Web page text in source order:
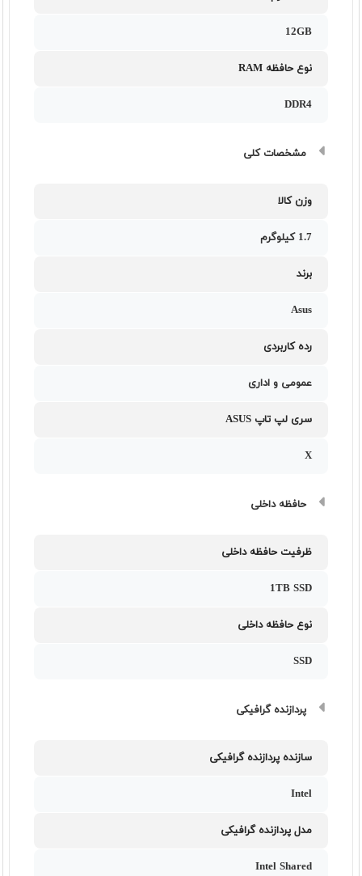
12GB
نوع حافظه RAM
DDR4
مشخصات کلی
وزن کالا
1.7 کیلوگرم
برند
Asus
رده کاربردی
عمومی و اداری
سری لپ تاپ ASUS
X
حافظه داخلی
ظرفیت حافظه داخلی
1TB SSD
نوع حافظه داخلی
SSD
پردازنده گرافیکی
سازنده پردازنده گرافیکی
Intel
مدل پردازنده گرافیکی
Intel Shared